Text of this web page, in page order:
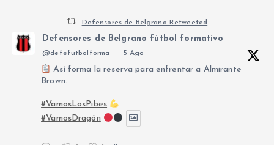
Defensores de Belgrano Retweeted
Defensores de Belgrano fútbol formativo
@defefutbolforma · 5 Ago
Así forma la reserva para enfrentar a Almirante
Brown.
#VamosLosPibes
#VamosDragón